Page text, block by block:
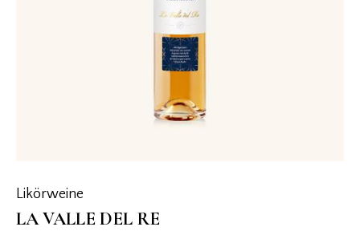
Likörweine
LA VALLE DEL RE